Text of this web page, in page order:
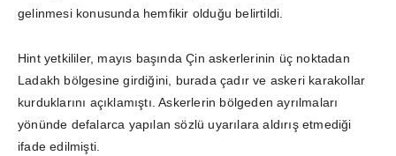
gelinmesi konusunda hemfikir olduğu belirtildi.
Hint yetkililer, mayıs başında Çin askerlerinin üç noktadan
Ladakh bölgesine girdiğini, burada çadır ve askeri karakollar
kurduklarını açıklamıştı. Askerlerin bölgeden ayrılmaları
yönünde defalarca yapılan sözlü uyarılara aldırış etmediği
ifade edilmişti.